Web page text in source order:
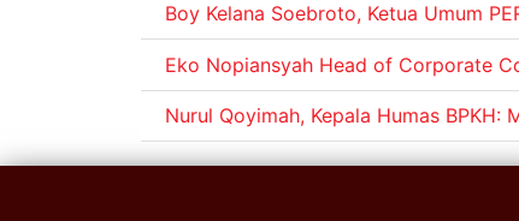
Boy Kelana Soebroto, Ketua Umum
Eko Nopiansyah Head of Corporate
Nurul Qoyimah, Kepala Humas